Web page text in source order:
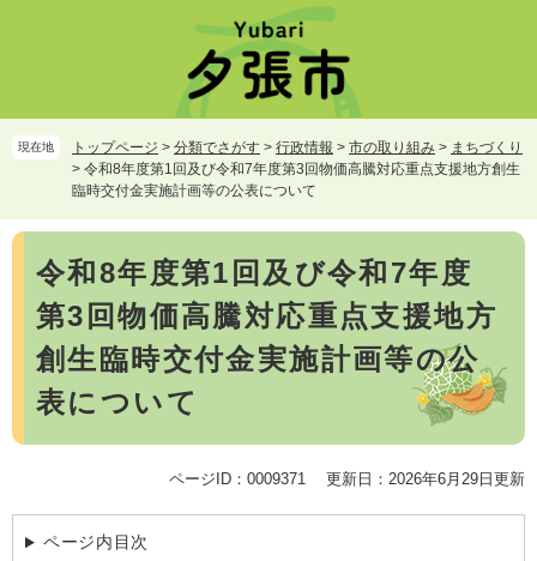
頭
で
飛
ば
本
現在地 トップページ > 分類でさがす > 行政情報 > 市の取り組み > まちづくり
> 令和8年度第1回及び令和7年度第3回物価高騰対応重点支援地方創生
臨時交付金実施計画等の公表について
本
令和8年度第1回及び令和7年度
第3回物価高騰対応重点支援地方
創生臨時交付金実施計画等の公
表について
ページID：0009371 更新日：2026年6月29日更新
ページ内目次